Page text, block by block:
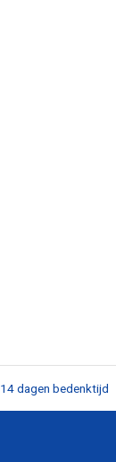
14 dagen bedenktijd